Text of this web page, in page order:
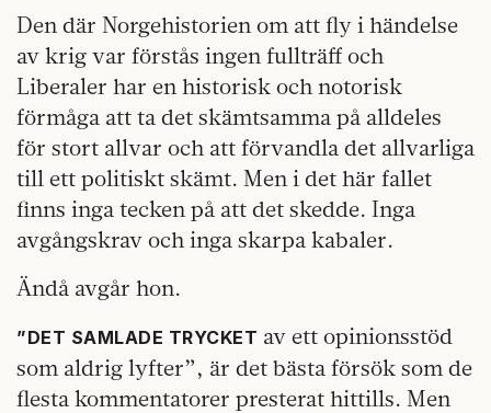
Den där Norgehistorien om att fly i händelse
av krig var förstås ingen fullträff och
Liberaler har en historisk och notorisk
förmåga att ta det skämtsamma på alldeles
för stort allvar och att förvandla det allvarliga
till ett politiskt skämt. Men i det här fallet
finns inga tecken på att det skedde. Inga
avgångskrav och inga skarpa kabaler.
Ändå avgår hon.
”DET SAMLADE TRYCKET av ett opinionsstöd
som aldrig lyfter”, är det bästa försök som de
flesta kommentatorer presterat hittills. Men